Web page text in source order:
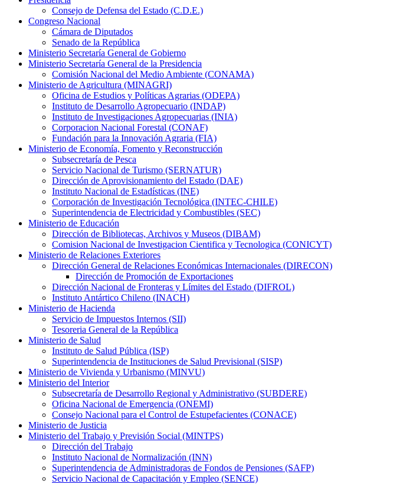
Consejo de Defensa del Estado (C.D.E.)
Congreso Nacional
Cámara de Diputados
Senado de la República
Ministerio Secretaría General de Gobierno
Ministerio Secretaría General de la Presidencia
Comisión Nacional del Medio Ambiente (CONAMA)
Ministerio de Agricultura (MINAGRI)
Oficina de Estudios y Políticas Agrarias (ODEPA)
Instituto de Desarrollo Agropecuario (INDAP)
Instituto de Investigaciones Agropecuarias (INIA)
Corporacion Nacional Forestal (CONAF)
Fundación para la Innovación Agraria (FIA)
Ministerio de Economía, Fomento y Reconstrucción
Subsecretaría de Pesca
Servicio Nacional de Turismo (SERNATUR)
Dirección de Aprovisionamiento del Estado (DAE)
Instituto Nacional de Estadísticas (INE)
Corporación de Investigación Tecnológica (INTEC-CHILE)
Superintendencia de Electricidad y Combustibles (SEC)
Ministerio de Educación
Dirección de Bibliotecas, Archivos y Museos (DIBAM)
Comision Nacional de Investigacion Cientifica y Tecnologica (CONICYT)
Ministerio de Relaciones Exteriores
Dirección General de Relaciones Económicas Internacionales (DIRECON)
Dirección de Promoción de Exportaciones
Dirección Nacional de Fronteras y Límites del Estado (DIFROL)
Instituto Antártico Chileno (INACH)
Ministerio de Hacienda
Servicio de Impuestos Internos (SII)
Tesoreria General de la República
Ministerio de Salud
Instituto de Salud Pública (ISP)
Superintendencia de Instituciones de Salud Previsional (SISP)
Ministerio de Vivienda y Urbanismo (MINVU)
Ministerio del Interior
Subsecretaría de Desarrollo Regional y Administrativo (SUBDERE)
Oficina Nacional de Emergencia (ONEMI)
Consejo Nacional para el Control de Estupefacientes (CONACE)
Ministerio de Justicia
Ministerio del Trabajo y Previsión Social (MINTPS)
Dirección del Trabajo
Instituto Nacional de Normalización (INN)
Superintendencia de Administradoras de Fondos de Pensiones (SAFP)
Servicio Nacional de Capacitación y Empleo (SENCE)